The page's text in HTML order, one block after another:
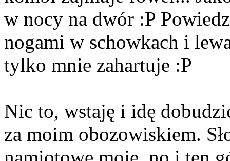
w nocy na dwór :P
nogami w schowkach i
tylko mnie zahartuje :P
Nic to, wstaję i idę
za moim obozowiskiem.